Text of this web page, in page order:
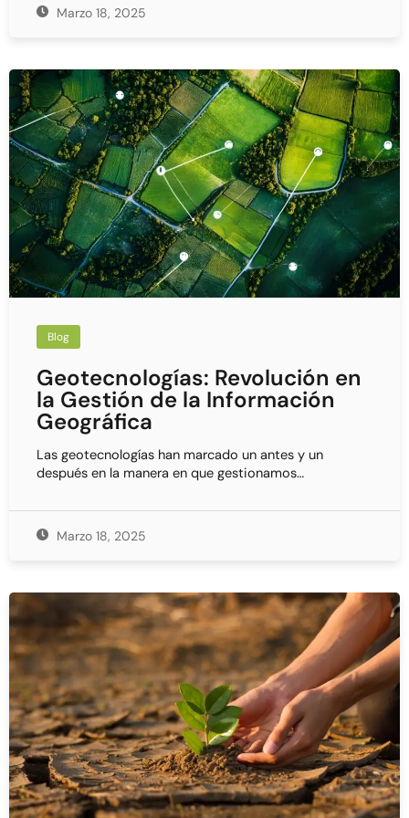
Marzo 18, 2025
Blog
Geotecnologías: Revolución en
la Gestión de la Información
Geográfica
Las geotecnologías han marcado un antes y un
después en la manera en que gestionamos…
Marzo 18, 2025